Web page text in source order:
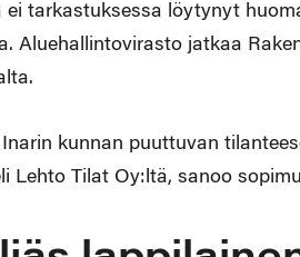
ei tarkastuksessa löytynyt
Aluehallintovirasto jatkaa
Inarin kunnan puuttuvan
Lehto Tilat Oy:ltä, sanoo